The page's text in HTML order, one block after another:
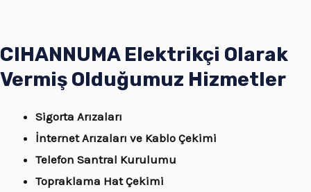
CIHANNUMA Elektrikçi Olarak
Vermiş Olduğumuz Hizmetler
Sigorta Arızaları
İnternet Arızaları ve Kablo Çekimi
Telefon Santral Kurulumu
Topraklama Hat Çekimi